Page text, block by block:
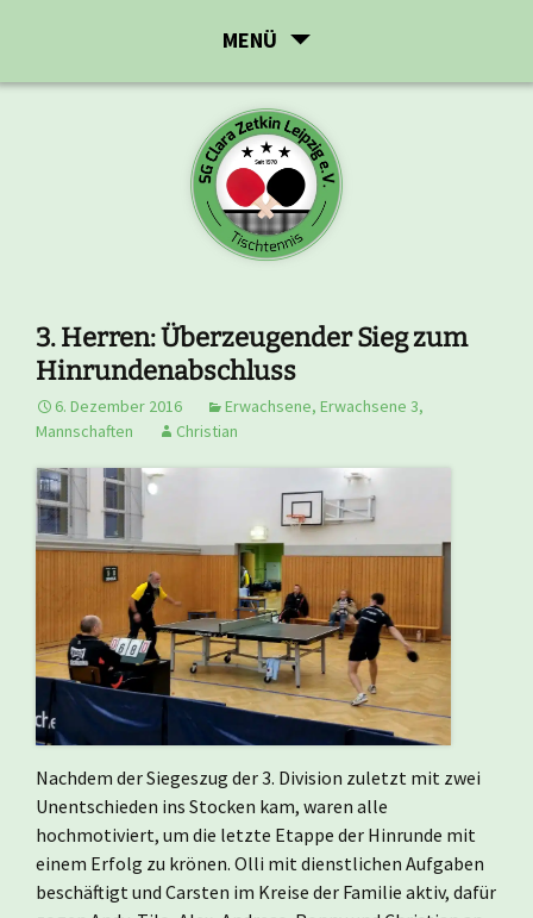
MENÜ
3. Herren: Überzeugender Sieg zum
Hinrundenabschluss
6. Dezember 2016 Erwachsene, Erwachsene 3,
Mannschaften
Christian
Nachdem der Siegeszug der 3. Division zuletzt mit zwei
Unentschieden ins Stocken kam, waren alle
hochmotiviert, um die letzte Etappe der Hinrunde mit
einem Erfolg zu krönen. Olli mit dienstlichen Aufgaben
beschäftigt und Carsten im Kreise der Familie aktiv, dafür